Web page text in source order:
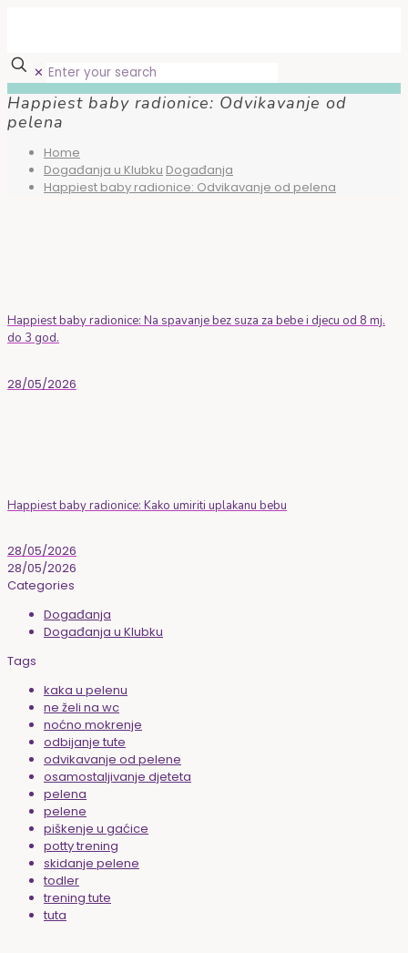
✕
Happiest baby radionice: Odvikavanje od
pelena
Home
Događanja u Klubku Događanja
Happiest baby radionice: Odvikavanje od pelena
Happiest baby radionice: Na spavanje bez suza za bebe i djecu od 8 mj.
do 3 god.
28/05/2026
Happiest baby radionice: Kako umiriti uplakanu bebu
28/05/2026
28/05/2026
Categories
Događanja
Događanja u Klubku
Tags
kaka u pelenu
ne želi na wc
noćno mokrenje
odbijanje tute
odvikavanje od pelene
osamostaljivanje djeteta
pelena
pelene
piškenje u gaćice
potty trening
skidanje pelene
todler
trening tute
tuta